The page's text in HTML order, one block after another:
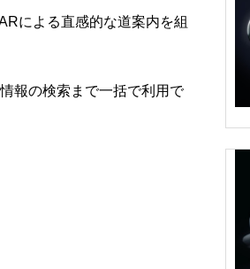
による直感的な道案内を組
報の検索まで一括で利用で